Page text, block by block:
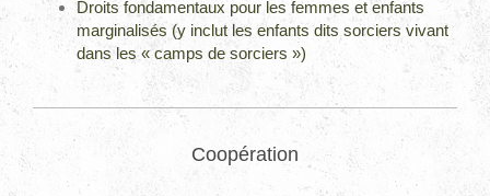
Droits fondamentaux pour les femmes et enfants
marginalisés (y inclut les enfants dits sorciers vivant
dans les « camps de sorciers »)
Coopération